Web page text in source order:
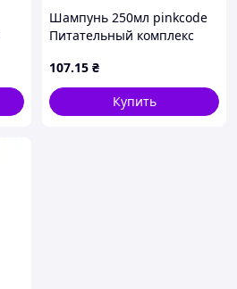
Шампунь 250мл pinkcode
Питательный комплекс
FANTASY FLIRT "Wr"
107.15 ₴
Купить